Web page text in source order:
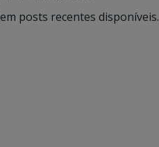
posts recentes disponíveis.